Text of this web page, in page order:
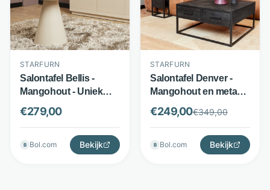
STARFURN
Salontafel Bellis -
Mangohout - Uniek
design - Wit - Starfurn
€279,00
B Bol.com Bekijk
STARFURN
Salontafel Denver -
Mangohout en metaal -
4 lades - Zwart -
Starfurn
€249,00€349,00
B Bol.com Bekijk